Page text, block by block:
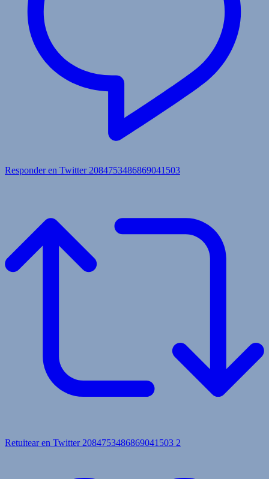
Responder en Twitter 2084753486869041503
Retuitear en Twitter 2084753486869041503 2